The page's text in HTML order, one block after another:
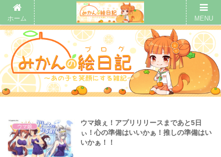
ウマ娘
ウマ娘ぇ！アプリリリースまであと5日
ぃ！心の準備はいいかぁ！推しの準備はい
いかぁ！！
ホーム MENU